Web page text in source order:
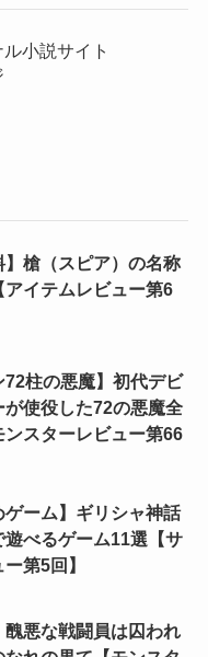
小説サイト
】槍（スピア）の名称
アイテムレビュー第6
72柱の悪魔】初代デビ
が使役した72の悪魔全
ンスターレビュー第66
ゲーム】ギリシャ神話
遊べるゲーム11選【サ
第5回】
醜悪な戦闘員は囚われ